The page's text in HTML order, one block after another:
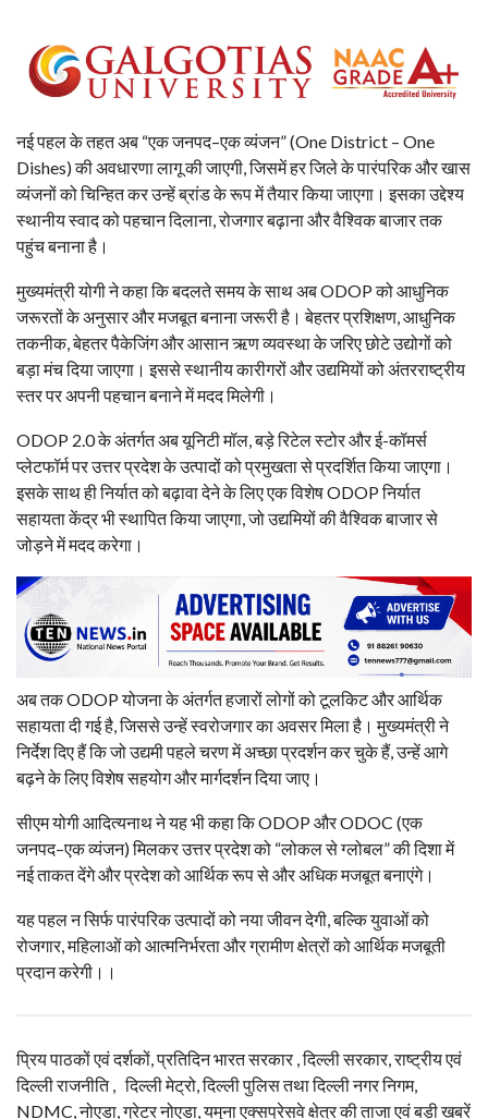
नई पहल के तहत अब “एक जनपद–एक व्यंजन” (One District – One
Dishes) की अवधारणा लागू की जाएगी, जिसमें हर जिले के पारंपरिक और खास
व्यंजनों को चिन्हित कर उन्हें ब्रांड के रूप में तैयार किया जाएगा। इसका उद्देश्य
स्थानीय स्वाद को पहचान दिलाना, रोजगार बढ़ाना और वैश्विक बाजार तक
पहुंच बनाना है।
मुख्यमंत्री योगी ने कहा कि बदलते समय के साथ अब ODOP को आधुनिक
जरूरतों के अनुसार और मजबूत बनाना जरूरी है। बेहतर प्रशिक्षण, आधुनिक
तकनीक, बेहतर पैकेजिंग और आसान ऋण व्यवस्था के जरिए छोटे उद्योगों को
बड़ा मंच दिया जाएगा। इससे स्थानीय कारीगरों और उद्यमियों को अंतरराष्ट्रीय
स्तर पर अपनी पहचान बनाने में मदद मिलेगी।
ODOP 2.0 के अंतर्गत अब यूनिटी मॉल, बड़े रिटेल स्टोर और ई-कॉमर्स
प्लेटफॉर्म पर उत्तर प्रदेश के उत्पादों को प्रमुखता से प्रदर्शित किया जाएगा।
इसके साथ ही निर्यात को बढ़ावा देने के लिए एक विशेष ODOP निर्यात
सहायता केंद्र भी स्थापित किया जाएगा, जो उद्यमियों की वैश्विक बाजार से
जोड़ने में मदद करेगा।
अब तक ODOP योजना के अंतर्गत हजारों लोगों को टूलकिट और आर्थिक
सहायता दी गई है, जिससे उन्हें स्वरोजगार का अवसर मिला है। मुख्यमंत्री ने
निर्देश दिए हैं कि जो उद्यमी पहले चरण में अच्छा प्रदर्शन कर चुके हैं, उन्हें आगे
बढ़ने के लिए विशेष सहयोग और मार्गदर्शन दिया जाए।
सीएम योगी आदित्यनाथ ने यह भी कहा कि ODOP और ODOC (एक
जनपद–एक व्यंजन) मिलकर उत्तर प्रदेश को “लोकल से ग्लोबल” की दिशा में
नई ताकत देंगे और प्रदेश को आर्थिक रूप से और अधिक मजबूत बनाएंगे।
यह पहल न सिर्फ पारंपरिक उत्पादों को नया जीवन देगी, बल्कि युवाओं को
रोजगार, महिलाओं को आत्मनिर्भरता और ग्रामीण क्षेत्रों को आर्थिक मजबूती
प्रदान करेगी।।
प्रिय पाठकों एवं दर्शकों, प्रतिदिन भारत सरकार , दिल्ली सरकार, राष्ट्रीय एवं
दिल्ली राजनीति , दिल्ली मेट्रो, दिल्ली पुलिस तथा दिल्ली नगर निगम,
NDMC, नोएडा, ग्रेटर नोएडा, यमुना एक्सप्रेसवे क्षेत्र की ताजा एवं बड़ी खबरें